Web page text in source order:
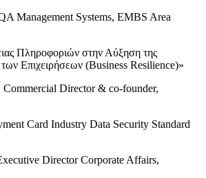
Management Systems, EMBS Area
Πληροφοριών στην Αύξηση της
Επιχειρήσεων (Business Resilience)»
Commercial Director & co-founder,
Card Industry Data Security Standard
Director Corporate Affairs,